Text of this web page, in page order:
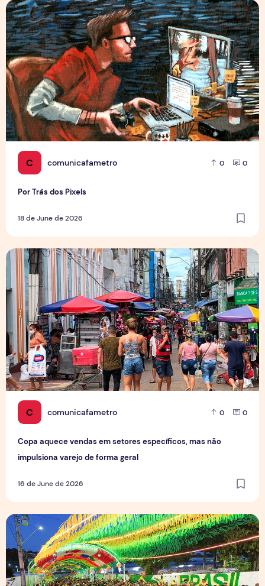
C comunicafametro 0 0
Por Trás dos Pixels
18 de June de 2026
Por Trás dos Pixels
C comunicafametro 0 0
Copa aquece vendas em setores específicos, mas não
impulsiona varejo de forma geral
16 de June de 2026
Copa aquece vendas em setores específicos, mas não
Tradição das Ruas da Copa mobiliza moradores e